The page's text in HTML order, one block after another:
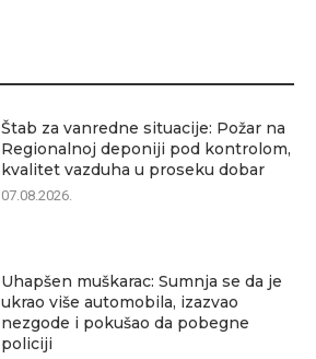
Štab za vanredne situacije: Požar na
Regionalnoj deponiji pod kontrolom,
kvalitet vazduha u proseku dobar
07.08.2026.
Uhapšen muškarac: Sumnja se da je
ukrao više automobila, izazvao
nezgode i pokušao da pobegne
policiji